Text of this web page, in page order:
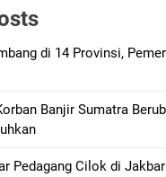
di 14 Provinsi,
Banjir Sumatra
Pedagang Cilok di